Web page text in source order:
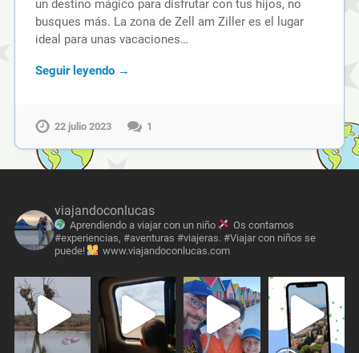
un destino mágico para disfrutar con tus hijos, no
busques más. La zona de Zell am Ziller es el lugar
ideal para unas vacaciones…
Seguir leyendo →
22 julio 2023 1
viajandoconlucas
Aprendiendo a viajar con un niño
Os contamos
#experiencias, #aventuras #viajeras. #Viajar con niños se
puede!
www.viajandoconlucas.com